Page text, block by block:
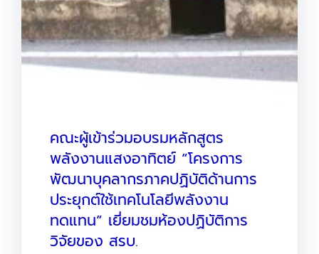
คณะผู้เข้าร่วมอบรมหลักสูตร
พลังงานแสงอาทิตย์ “โครงการ
พัฒนาบุคลากรภาคปฏิบัติด้านการ
ประยุกต์ใช้เทคโนโลยีพลังงาน
ทดแทน” เยี่ยมชมห้องปฏิบัติการ
วิจัยของ สรบ.